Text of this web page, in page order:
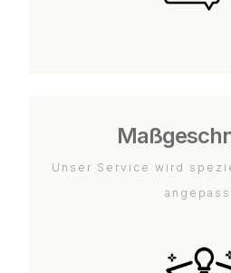
Unser Service wird